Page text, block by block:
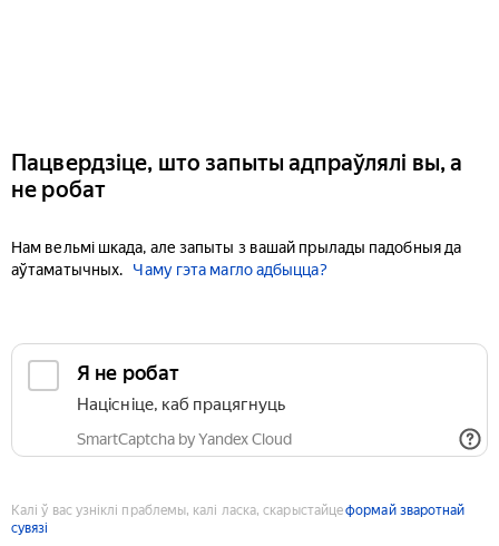
Пацвердзіце, што запыты адпраўлялі вы, а
не робат
Нам вельмі шкада, але запыты з вашай прылады падобныя да
аўтаматычных.
Чаму гэта магло адбыцца?
Я не робат
Націсніце, каб працягнуць
SmartCaptcha by Yandex Cloud
Калі ў вас узніклі праблемы, калі ласка, скарыстайцеформай зваротнай
сувязі